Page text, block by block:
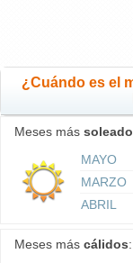
¿Cuándo es el
Meses más
MAYO
MARZO
ABRIL
Meses más cálidos: